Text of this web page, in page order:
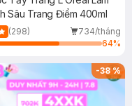
Sâu Trang Điểm 400ml
(298)
734/tháng
64%
-38%